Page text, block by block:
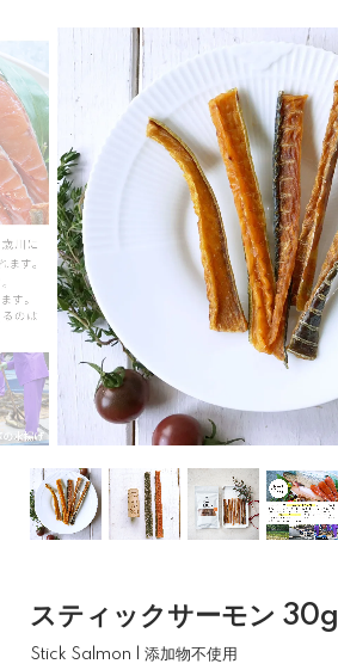
スティックサーモン 30g
Stick Salmon | 添加物不使用